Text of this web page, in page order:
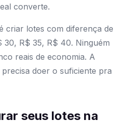
converte.
criar lotes com diferença de
30, R$ 35, R$ 40. Ninguém
reais de economia. A
doer o suficiente pra
seus lotes na